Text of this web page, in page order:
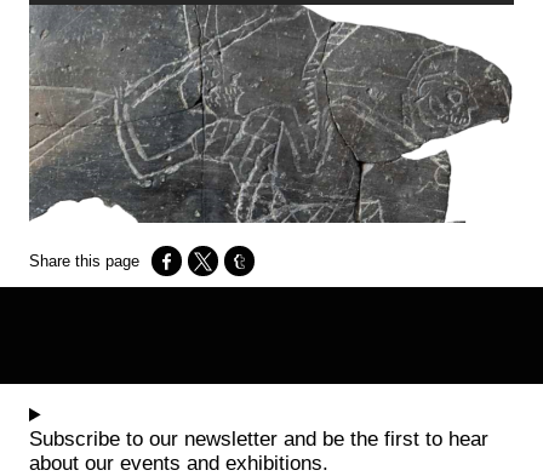
Opens in a new window
Opens in a new window
Opens in a new window
Subscribe to our newsletter and be the first to hear
about our events and exhibitions.